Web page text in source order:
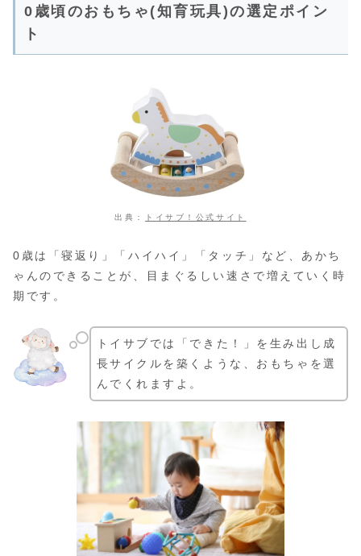
0歳頃のおもちゃ(知育玩具)の選定ポイン
ト
出典： トイサブ！公式サイト
0歳は「寝返り」「ハイハイ」「タッチ」など、あかち
ゃんのできることが、目まぐるしい速さで増えていく時
期です。
トイサブでは「できた！」を生み出し成
長サイクルを築くような、おもちゃを選
んでくれますよ。